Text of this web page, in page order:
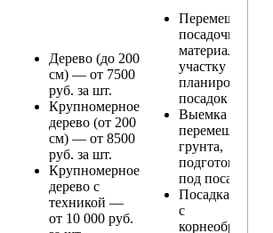
Дерево (до 200
см) — от 7500
руб. за шт.
Крупномерное
дерево (от 200
см) — от 8500
руб. за шт.
Крупномерное
дерево с
техникой —
от 10 000 руб.
Перемещение
посадочного
материала по
участку и
планирование
посадок
Выемка и
перемещение
грунта,
подготовка
под посадку
Посадка
с